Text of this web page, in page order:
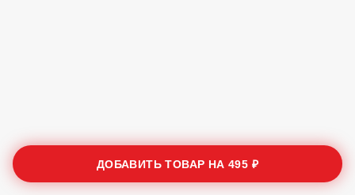
ДОБАВИТЬ ТОВАР НА495 ₽